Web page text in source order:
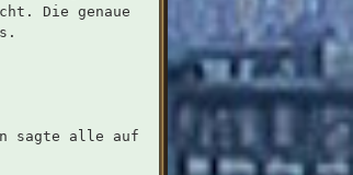
Die genaue
sagte alle auf